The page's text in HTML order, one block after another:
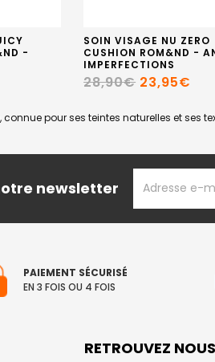
-
SOIN VISAGE NU ZERO
CUSHION ROM&ND -
IMPERFECTIONS
28,90€ 23,95€
pour ses teintes naturelles et ses
newsletter
EMAIL
PAIEMENT SÉCURISÉ
EN 3 FOIS OU 4 FOIS
RETROUVEZ